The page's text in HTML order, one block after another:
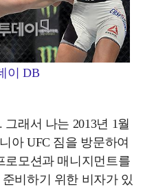
이 DB
래서 나는 2013년 1월
아 UFC 짐을 방문하여
로모션과 매니지먼트를
비하기 위한 비자가 있